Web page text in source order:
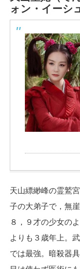
ォン・イーシ
天山縹緲峰の霊鷲
子の大弟子で，無
８，９才の少女の
よりも３歳年上。
では最強。暗殺器